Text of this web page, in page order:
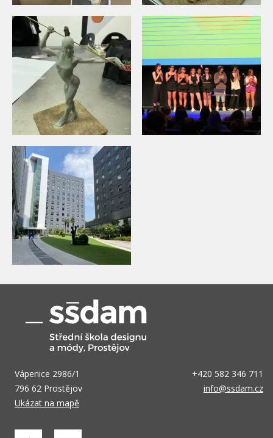
Vápenice 2986/1
796 62 Prostějov
Ukázat na mapě
+420 582 346 711
info@ssdam.cz